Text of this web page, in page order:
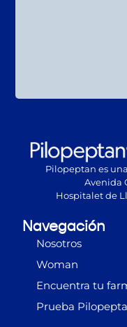
Pilopeptan es
Avenida
Hospitalet de
Navegación
Nosotros
Woman
Encuentra tu
Prueba